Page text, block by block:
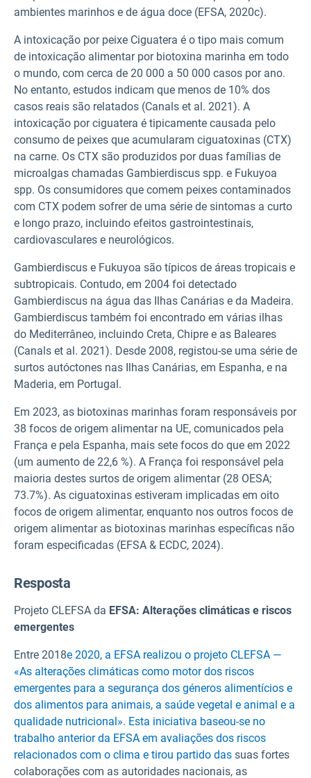
ambientes marinhos e de água doce (EFSA, 2020c).
A intoxicação por peixe Ciguatera é o tipo mais comum
de intoxicação alimentar por biotoxina marinha em todo
o mundo, com cerca de 20 000 a 50 000 casos por ano.
No entanto, estudos indicam que menos de 10% dos
casos reais são relatados (Canals et al. 2021). A
intoxicação por ciguatera é tipicamente causada pelo
consumo de peixes que acumularam ciguatoxinas (CTX)
na carne. Os CTX são produzidos por duas famílias de
microalgas chamadas Gambierdiscus spp. e Fukuyoa
spp. Os consumidores que comem peixes contaminados
com CTX podem sofrer de uma série de sintomas a curto
e longo prazo, incluindo efeitos gastrointestinais,
cardiovasculares e neurológicos.
Gambierdiscus e Fukuyoa são típicos de áreas tropicais e
subtropicais. Contudo, em 2004 foi detectado
Gambierdiscus na água das Ilhas Canárias e da Madeira.
Gambierdiscus também foi encontrado em várias ilhas
do Mediterrâneo, incluindo Creta, Chipre e as Baleares
(Canals et al. 2021). Desde 2008, registou-se uma série de
surtos autóctones nas Ilhas Canárias, em Espanha, e na
Maderia, em Portugal.
Em 2023, as biotoxinas marinhas foram responsáveis por
38 focos de origem alimentar na UE, comunicados pela
França e pela Espanha, mais sete focos do que em 2022
(um aumento de 22,6 %). A França foi responsável pela
maioria destes surtos de origem alimentar (28 OESA;
73.7%). As ciguatoxinas estiveram implicadas em oito
focos de origem alimentar, enquanto nos outros focos de
origem alimentar as biotoxinas marinhas específicas não
foram especificadas (EFSA & ECDC, 2024).
Resposta
Projeto CLEFSA da EFSA: Alterações climáticas e riscos
emergentes
Entre 2018e 2020, a EFSA realizou o projeto CLEFSA —
«As alterações climáticas como motor dos riscos
emergentes para a segurança dos géneros alimentícios e
dos alimentos para animais, a saúde vegetal e animal e a
qualidade nutricional». Esta iniciativa baseou-se no
trabalho anterior da EFSA em avaliações dos riscos
relacionados com o clima e tirou partido das suas fortes
colaborações com as autoridades nacionais, as